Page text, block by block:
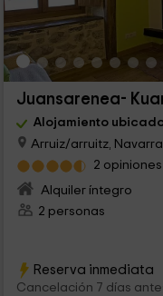
Juansarenea-
Alojamiento
Arruiz/arruitz, Navarra
2 opiniones
Alquiler íntegro
2 personas
Reserva inmediata
Cancelación 7 días